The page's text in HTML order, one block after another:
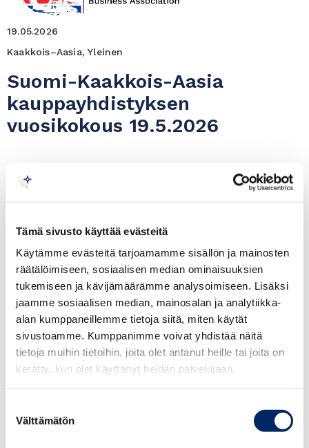
Tämä sivusto käyttää evästeitä
Käytämme evästeitä tarjoamamme sisällön ja mainosten
räätälöimiseen, sosiaalisen median ominaisuuksien
tukemiseen ja kävijämäärämme analysoimiseen. Lisäksi
jaamme sosiaalisen median, mainosalan ja analytiikka-
alan kumppaneillemme tietoja siitä, miten käytät
sivustoamme. Kumppanimme voivat yhdistää näitä
tietoja muihin tietoihin, joita olet antanut heille tai joita on
kerätty, kun olet käyttänyt heidän palvelujaan.
valinta
Välttämätön
19.05.2026
Kaakkois–Aasia, Yleinen
Suomi-Kaakkois-Aasia
kauppayhdistyksen
vuosikokous 19.5.2026
alkaen)